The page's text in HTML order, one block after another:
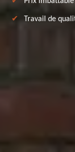
Travail de